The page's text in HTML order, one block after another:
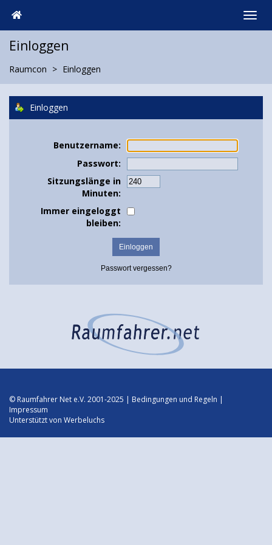
Einloggen
Raumcon Einloggen
Einloggen
Benutzername:
Passwort:
Sitzungslänge in
Minuten:
Immer eingeloggt
bleiben:
Passwort vergessen?
© Raumfahrer Net e.V. 2001-2025 | Bedingungen und Regeln |
Impressum
Unterstützt von Werbeluchs